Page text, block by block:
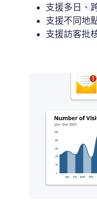
支援多日、
支援不同地
支援訪客批